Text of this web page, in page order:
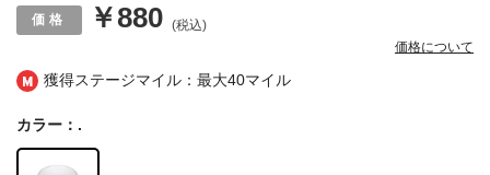
獲得ステージマイル：最大40マイル
￥880 (税込)
価格について
カラー：.